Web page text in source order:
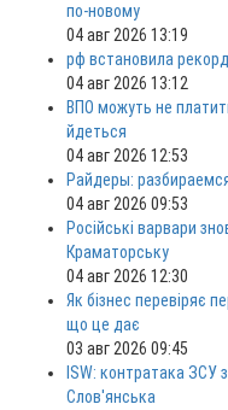
по-новому
04 авг 2026 13:19
рф встановила рекорд
04 авг 2026 13:12
ВПО можуть не
йдеться
04 авг 2026 12:53
Райдеры:
04 авг 2026 09:53
Російські варвари
Краматорську
04 авг 2026 12:30
Як бізнес перевіряє
що це дає
03 авг 2026 09:45
ISW: контратака ЗСУ
Слов'янська